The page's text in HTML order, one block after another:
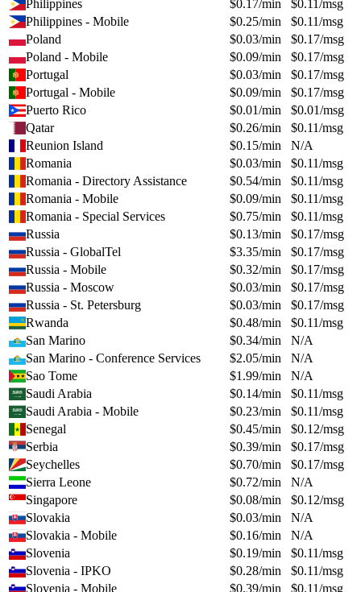
Philippines $0.17/min $0.11 /msg
Philippines - Mobile
$0.25/min $0.11/msg
Poland
$0.03/min $0.17/msg
Poland - Mobile
$0.09/min $0.17/msg
Portugal
$0.03/min $0.17/msg
Portugal - Mobile
$0.09/min $0.17/msg
Puerto Rico
$0.01/min $0.01/msg
Qatar
$0.26/min $0.11/msg
Reunion Island
$0.15/min
N/A
Romania
$0.03/min $0.11/msg
Romania - Directory Assistance
$0.54/min $0.11/msg
Romania - Mobile
$0.09/min $0.11/msg
Romania - Special Services
$0.75/min $0.11/msg
Russia
$0.13/min $0.17/msg
Russia - GlobalTel
$3.35/min $0.17/msg
Russia - Mobile
$0.32/min $0.17/msg
Russia - Moscow
$0.03/min $0.17/msg
Russia - St. Petersburg
$0.03/min $0.17/msg
Rwanda
$0.48/min $0.11/msg
San Marino
$0.34/min
N/A
San Marino - Conference Services
$2.05/min
N/A
Sao Tome
$1.99/min
N/A
Saudi Arabia
$0.14/min $0.11/msg
Saudi Arabia - Mobile
$0.23/min $0.11/msg
Senegal
$0.45/min $0.12/msg
Serbia
$0.39/min $0.17/msg
Seychelles
$0.70/min $0.17/msg
Sierra Leone
$0.72/min
N/A
Singapore
$0.08/min $0.12/msg
Slovakia
$0.03/min
N/A
Slovakia - Mobile
$0.16/min
N/A
Slovenia
$0.19/min $0.11/msg
Slovenia - IPKO
$0.28/min $0.11/msg
Slovenia - Mobile
$0.39/min $0.11/msg